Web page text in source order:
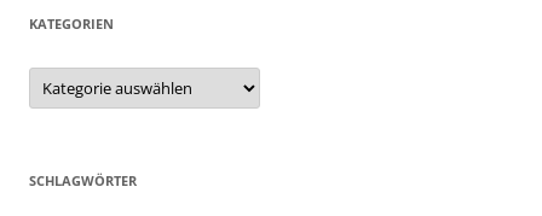
KATEGORIEN
Kategorien
SCHLAGWÖRTER